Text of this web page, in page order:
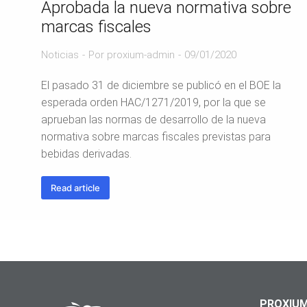
Aprobada la nueva normativa sobre
marcas fiscales
Noticias Por proxium-admin 09/01/2020
El pasado 31 de diciembre se publicó en el BOE la
esperada orden HAC/1271/2019, por la que se
aprueban las normas de desarrollo de la nueva
normativa sobre marcas fiscales previstas para
bebidas derivadas.
Read article